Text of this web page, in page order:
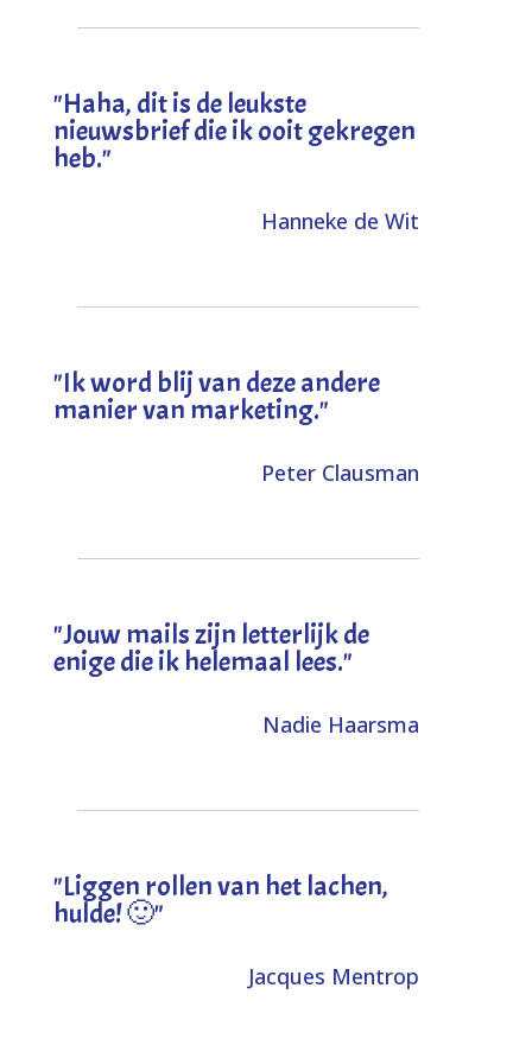
"Haha, dit is de leukste
nieuwsbrief die ik ooit gekregen
heb."
Hanneke de Wit
"Ik word blij van deze andere
manier van marketing."
Peter Clausman
"Jouw mails zijn letterlijk de
enige die ik helemaal lees."
Nadie Haarsma
"Liggen rollen van het lachen,
hulde! 🙂"
Jacques Mentrop